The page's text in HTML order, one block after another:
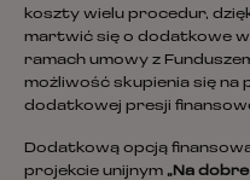
koszty wielu procedur,
martwić się o dodatkowe
ramach umowy z
możliwość skupienia się na
dodatkowej presji
Dodatkową opcją
projekcie unijnym „Na dobre